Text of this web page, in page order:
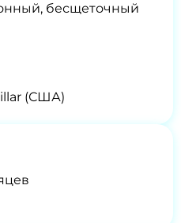
бесщеточный
(США)